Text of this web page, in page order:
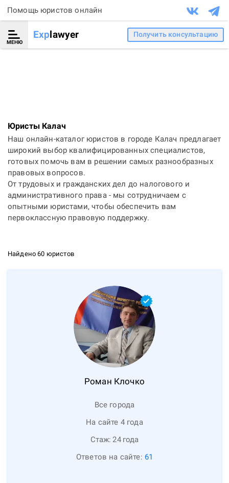
Помощь юристов онлайн
МЕНЮ
Explawyer Получить консультацию
Юристы Калач
Наш онлайн-каталог юристов в городе Калач предлагает
широкий выбор квалифицированных специалистов,
готовых помочь вам в решении самых разнообразных
правовых вопросов.
От трудовых и гражданских дел до налогового и
административного права - мы сотрудничаем с
опытными юристами, чтобы обеспечить вам
первоклассную правовую поддержку.
Найдено 60 юристов
Роман Клочко
Все города
На сайте 4 года
Стаж: 24 года
Ответов на сайте: 61